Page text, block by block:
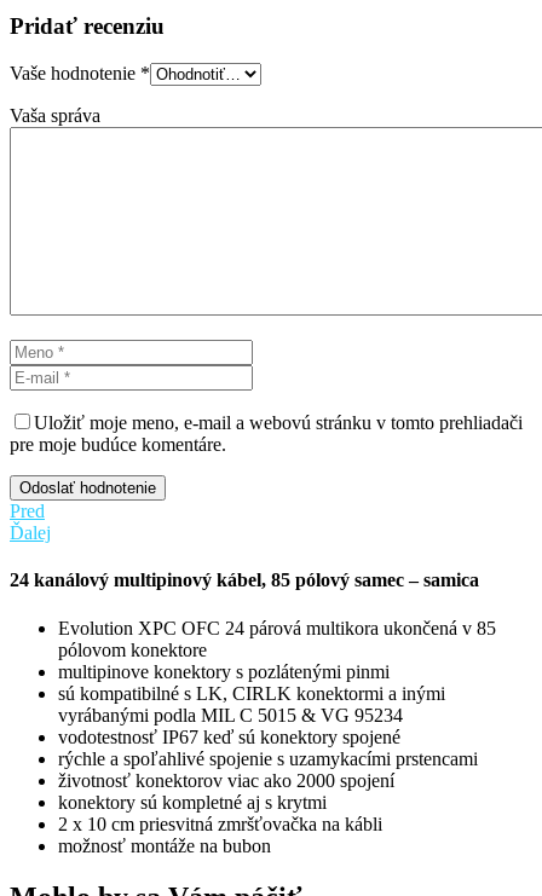
Pridať recenziu
Vaše hodnotenie *
Vaša správa
Uložiť moje meno, e-mail a webovú stránku v tomto prehliadači
pre moje budúce komentáre.
Odoslať hodnotenie
Pred
Ďalej
24 kanálový multipinový kábel, 85 pólový samec – samica
Evolution XPC OFC 24 párová multikora ukončená v 85
pólovom konektore
multipinove konektory s pozlátenými pinmi
sú kompatibilné s LK, CIRLK konektormi a inými
vyrábanými podla MIL C 5015 & VG 95234
vodotestnosť IP67 keď sú konektory spojené
rýchle a spoľahlivé spojenie s uzamykacími prstencami
životnosť konektorov viac ako 2000 spojení
konektory sú kompletné aj s krytmi
2 x 10 cm priesvitná zmršťovačka na kábli
možnosť montáže na bubon